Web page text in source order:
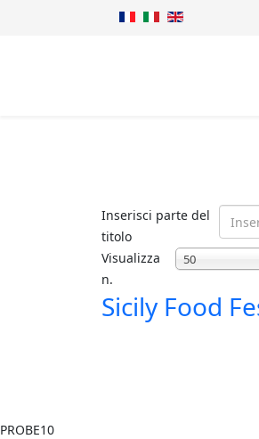
Inserisci parte del
titolo
Visualizza
n.
50
Sicily Food